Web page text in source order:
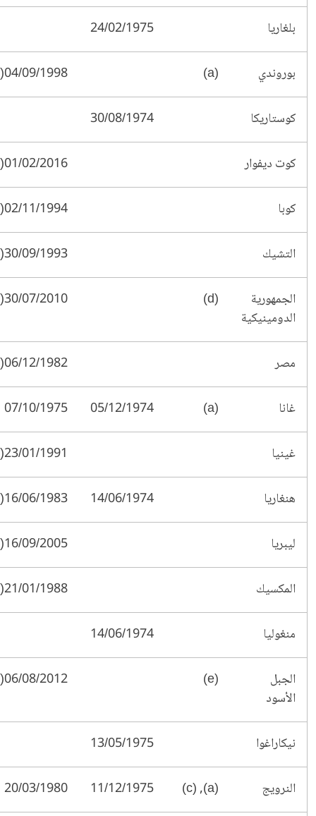
بلغاريا 24/02/1975
بوروندي (a)
04/09/1998(*)
كوستاريكا 30/08/1974
كوت ديفوار 01/02/2016(†)
كوبا 02/11/1994(*)
التشيك 30/09/1993(§)
الجمهورية
الدومينيكية
(d)
30/07/2010(*)
مصر 06/12/1982(*)
غانا (a)
05/12/1974
07/10/1975
غينيا 23/01/1991(*)
هنغاريا 14/06/1974
16/06/1983(*)
ليبريا 16/09/2005(†)
المكسيك 21/01/1988(*)
منغوليا 14/06/1974
الجبل
الأسود
(e)
06/08/2012(*)
نيكاراغوا 13/05/1975
النرويج (a), (c)
11/12/1975
20/03/1980